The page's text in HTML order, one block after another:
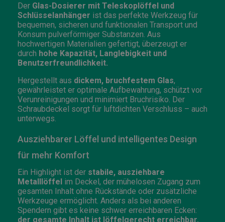
Der Glas-Dosierer mit Teleskoplöffel und
Schlüsselanhänger ist das perfekte Werkzeug für
bequemen, sicheren und funktionalen Transport und
Konsum pulverförmiger Substanzen. Aus
hochwertigen Materialien gefertigt, überzeugt er
durch hohe Kapazität, Langlebigkeit und
Benutzerfreundlichkeit.
Hergestellt aus dickem, bruchfestem Glas,
gewährleistet er optimale Aufbewahrung, schützt vor
Verunreinigungen und minimiert Bruchrisiko. Der
Schraubdeckel sorgt für luftdichten Verschluss – auch
unterwegs.
Ausziehbarer Löffel und intelligentes Design
für mehr Komfort
Ein Highlight ist der stabile, ausziehbare
Metalllöffel im Deckel, der mühelosen Zugang zum
gesamten Inhalt ohne Rückstände oder zusätzliche
Werkzeuge ermöglicht. Anders als bei anderen
Spendern gibt es keine schwer erreichbaren Ecken:
der gesamte Inhalt ist löffelgerecht erreichbar.